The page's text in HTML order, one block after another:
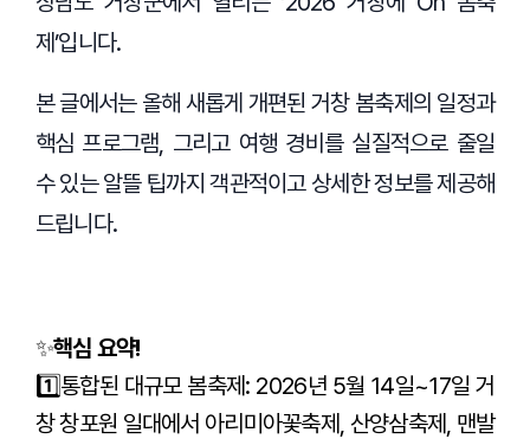
제’입니다.
본 글에서는 올해 새롭게 개편된 거창 봄축제의 일정과
핵심 프로그램, 그리고 여행 경비를 실질적으로 줄일
수 있는 알뜰 팁까지 객관적이고 상세한 정보를 제공해
드립니다.
✨핵심 요약!
1️⃣통합된 대규모 봄축제: 2026년 5월 14일~17일 거
창 창포원 일대에서 아리미아꽃축제, 산양삼축제, 맨발